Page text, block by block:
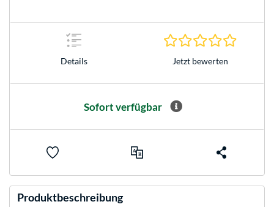
Details Jetzt bewerten
Sofort verfügbar
Produktbeschreibung